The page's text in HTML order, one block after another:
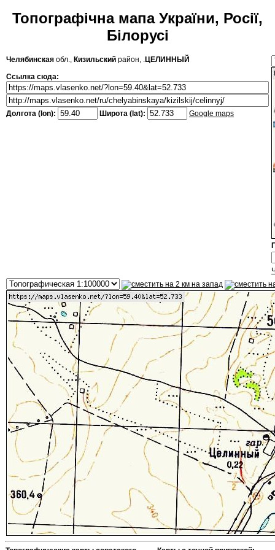
Топографічна мапа України, Росії,
Білорусі
Челябинская обл., Кизильский район, .ЦЕЛИННЫЙ
Ссылка сюда:
Долгота (lon): Широта (lat): Google maps